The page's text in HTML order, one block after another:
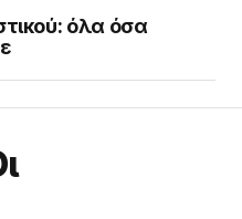
όλα όσα